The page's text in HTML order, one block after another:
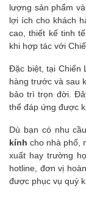
lượng sản phẩm
lợi ích cho khách
cao, thiết kế tinh
khi hợp tác với
Đặc biệt, tại Chiến
hàng trước và sau
bảo trì trọn đời.
thể đáp ứng được
Dù bạn có nhu
kínhcho nhà phố,
xuất hay trường
hotline, đơn vị
được phục vụ quý